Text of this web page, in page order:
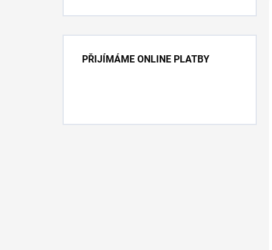
PŘIJÍMÁME ONLINE PLATBY